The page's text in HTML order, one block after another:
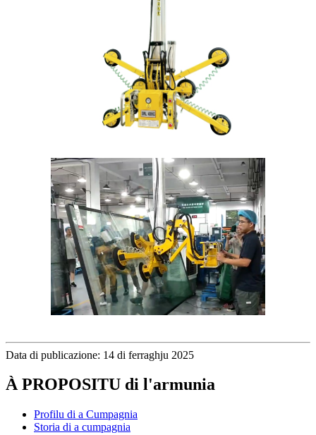
Data di publicazione: 14 di ferraghju 2025
À PROPOSITU di l'armunia
Profilu di a Cumpagnia
Storia di a cumpagnia